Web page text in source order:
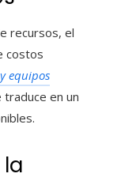
recursos, el
costos
equipos
traduce en un